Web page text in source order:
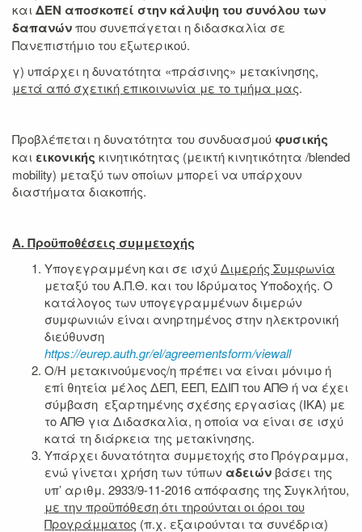
και ΔΕΝ αποσκοπεί στην κάλυψη του συνόλου των
δαπανώνπου συνεπάγεται η διδασκαλία σε
Πανεπιστήμιο του εξωτερικού.
γ) υπάρχει η δυνατότητα «πράσινης» μετακίνησης,
μετά από σχετική επικοινωνία με το τμήμα μας.
Προβλέπεται η δυνατότητα του συνδυασμού φυσικής
και εικονικής κινητικότητας (μεικτή κινητικότητα /blended
mobility) μεταξύ των οποίων μπορεί να υπάρχουν
διαστήματα διακοπής.
Α. Προϋποθέσεις συμμετοχής
Υπογεγραμμένη και σε ισχύΔιμερής Συμφωνία
μεταξύ του Α.Π.Θ. και του Ιδρύματος Υποδοχής. Ο
κατάλογος των υπογεγραμμένων διμερών
συμφωνιών είναι ανηρτημένος στην ηλεκτρονική
διεύθυνση
https://eurep.auth.gr/el/agreementsform/viewall
Ο/Η μετακινούμενος/η πρέπει να είναι μόνιμο ή
επί θητεία μέλος ΔΕΠ, ΕΕΠ, ΕΔΙΠ του ΑΠΘ ή να έχει
σύμβαση εξαρτημένης σχέσης εργασίας (ΙΚΑ) με
το ΑΠΘ για Διδασκαλία, η οποία να είναι σε ισχύ
κατά τη διάρκεια της μετακίνησης.
Υπάρχει δυνατότητα συμμετοχής στο Πρόγραμμα,
ενώ γίνεται χρήση των τύπων αδειών βάσει της
υπ’ αριθμ. 2933/9-11-2016 απόφασης της Συγκλήτου,
με την προϋπόθεση ότι τηρούνται οι όροι του
Προγράμματος (π.χ. εξαιρούνται τα συνέδρια)